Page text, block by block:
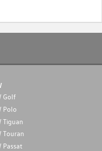
Golf
Polo
Tiguan
Touran
Passat